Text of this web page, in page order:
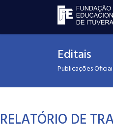
Editais
Publicações
RELATÓRIO DE